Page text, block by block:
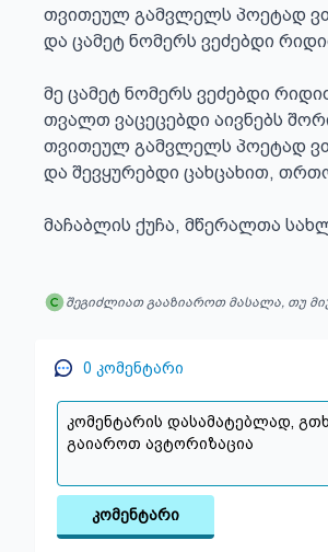
თვითეულ გამვლელს პოეტად
და ცამეტ ნომერს ვეძებდი
მე ცამეტ ნომერს ვეძებდი
თვალთ ვაცეცებდი აივნებს
თვითეულ გამვლელს პოეტად
და შევყურებდი ცახცახით,
მაჩაბლის ქუჩა, მწერალთა
შეგიძლიათ გააზიაროთ მასალა, თუ
0 კომენტარი
კომენტარი